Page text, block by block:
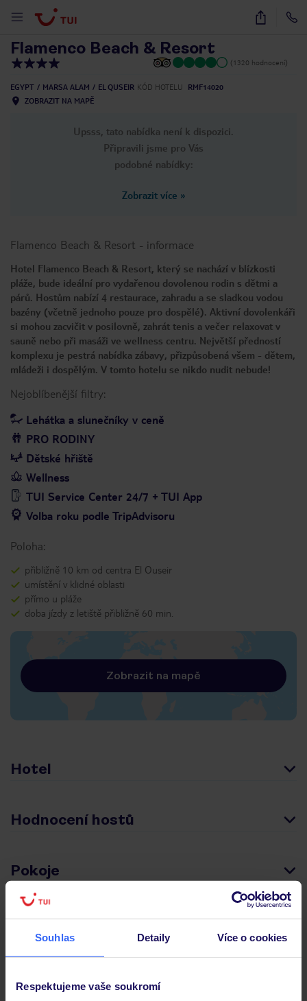
Souhlas Detaily Více o cookies
Respektujeme vaše soukromí
29
Flamenco Beach & Resort
(1320 hodnocení)
EGYPT MARSA ALAM EL QUSEIR KÓD HOTELU
RMF14020
ZOBRAZIT NA MAPĚ
Upsss, tato nabídka není k dispozici.
Připravili jsme pro Vás
podobné nabídky:
Zobrazit více »
Flamenco Beach & Resort - informace
Hotel Flamenco Beach & Resort, který se nachází v blízkosti
pláže, bude ideální pro vydařenou dovolenou rodin s dětmi a
párů. Hostům nabízí 4 restaurace, zahradu a se sladkou vodou
bazény (včetně jednoho pouze pro dospělé). Aktivní dovolenkáři
si mohou zacvičit v posilovně, zahrát tenis a večer relaxovat v
sauně nebo při masáži ve wellness centru. Největší předností
komplexu je pestrá nabídka zábavy, přizpůsobená všem - dětem,
mládeži i dospělým. V tomto hotelu se nikdo nudit nebude!
Nejoblíbenější filtry:
Lehátka a slunečníky v ceně
PRO RODINY
Dětské hřiště
Wellness
TUI Service Center 24/7 + TUI App
Volba roku podle TripAdvisoru
Poloha:
přibližně 10 km od centra El Ouseir
umístění v klidné oblasti
přímo u pláže
doba jízdy z letiště přibližně 60 min.
Zobrazit na mapě
Hotel
Hodnocení hostů
Pokoje
Stravování